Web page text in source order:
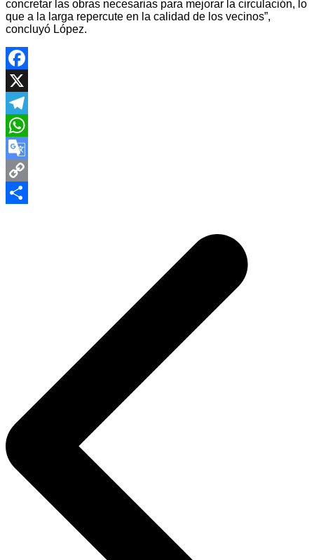
concretar las obras necesarias para mejorar la circulación, lo
que a la larga repercute en la calidad de los vecinos”,
concluyó López.
Facebook
X
Telegram
WhatsApp
Google
Translate
Copy